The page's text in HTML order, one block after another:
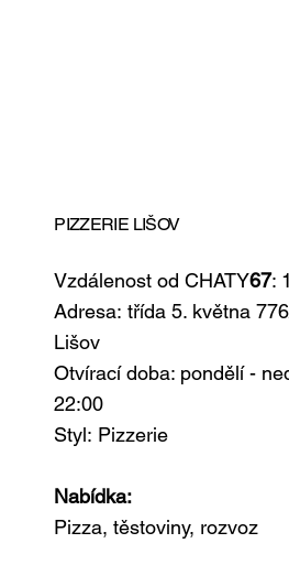
PIZZERIE LIŠOV
Vzdálenost od CHATY67:
Adresa: třída 5. května
Lišov
Otvírací doba: pondělí -
22:00
Styl: Pizzerie
Nabídka:
Pizza, těstoviny, rozvoz